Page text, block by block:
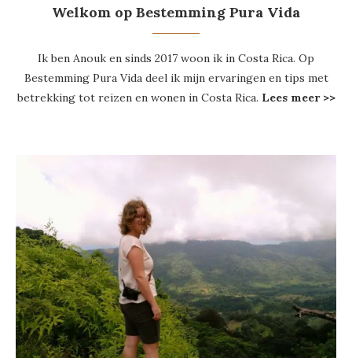
Welkom op Bestemming Pura Vida
Ik ben Anouk en sinds 2017 woon ik in Costa Rica. Op
Bestemming Pura Vida deel ik mijn ervaringen en tips met
betrekking tot reizen en wonen in Costa Rica. Lees meer >>